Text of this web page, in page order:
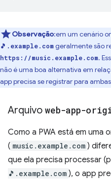
Observação:em um cenário
🎵.example.comgeralmente são
https://music.example.com.
não é uma boa alternativa em
app precisa se registrar para
Arquivo web-app-
Como a PWA está em uma
( music.example.com )
que ela precisa processar
🎵.example.com ), o app